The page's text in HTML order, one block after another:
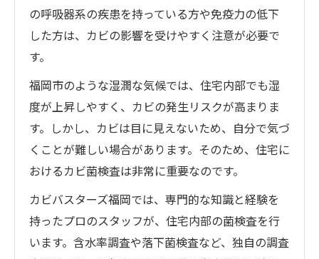
の呼吸器系の疾患を持っている方や免疫力の低下
した方は、カビの影響を受けやすく注意が必要で
す。
福岡市のような湿潤な気候では、住宅内部でも湿
度が上昇しやすく、カビの発生リスクが高まりま
す。しかし、カビは目に見えないため、自分で気づ
くことが難しい場合があります。そのため、住宅に
おけるカビ菌検査は非常に重要なのです。
カビバスターズ福岡では、専門的な知識と経験を
持ったプロのスタッフが、住宅内部の菌検査を行
います。含水率調査や落下菌検査など、独自の調査